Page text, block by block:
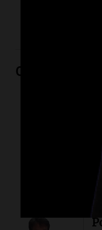
incidente, mientras
Opinión